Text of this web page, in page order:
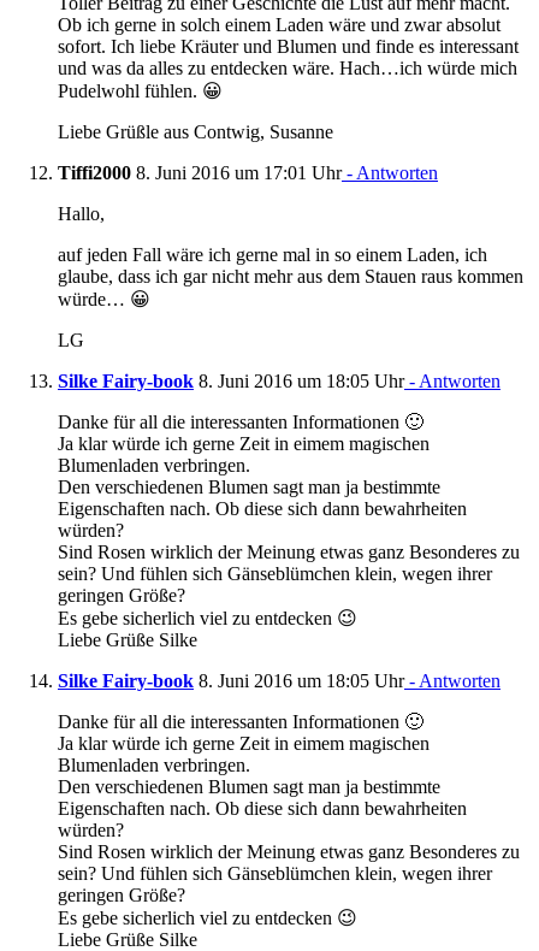
Ob ich gerne in solch einem Laden wäre und zwar absolut
sofort. Ich liebe Kräuter und Blumen und finde es interessant
und was da alles zu entdecken wäre. Hach…ich würde mich
Pudelwohl fühlen. 😀
Liebe Grüßle aus Contwig, Susanne
Tiffi2000 8. Juni 2016 um 17:01 Uhr- Antworten
Hallo,
auf jeden Fall wäre ich gerne mal in so einem Laden, ich
glaube, dass ich gar nicht mehr aus dem Stauen raus kommen
würde… 😀
LG
Silke Fairy-book 8. Juni 2016 um 18:05 Uhr- Antworten
Danke für all die interessanten Informationen 🙂
Ja klar würde ich gerne Zeit in eimem magischen
Blumenladen verbringen.
Den verschiedenen Blumen sagt man ja bestimmte
Eigenschaften nach. Ob diese sich dann bewahrheiten
würden?
Sind Rosen wirklich der Meinung etwas ganz Besonderes zu
sein? Und fühlen sich Gänseblümchen klein, wegen ihrer
geringen Größe?
Es gebe sicherlich viel zu entdecken 😉
Liebe Grüße Silke
Silke Fairy-book 8. Juni 2016 um 18:05 Uhr- Antworten
Danke für all die interessanten Informationen 🙂
Ja klar würde ich gerne Zeit in eimem magischen
Blumenladen verbringen.
Den verschiedenen Blumen sagt man ja bestimmte
Eigenschaften nach. Ob diese sich dann bewahrheiten
würden?
Sind Rosen wirklich der Meinung etwas ganz Besonderes zu
sein? Und fühlen sich Gänseblümchen klein, wegen ihrer
geringen Größe?
Es gebe sicherlich viel zu entdecken 😉
Liebe Grüße Silke